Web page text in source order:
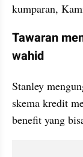
kumparan,
Tawaran
wahid
Stanley
skema kredit
benefit yang